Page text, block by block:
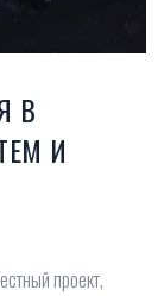
В
И
проект,